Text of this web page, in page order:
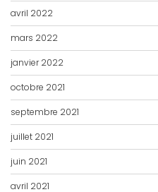
avril 2022
mars 2022
janvier 2022
octobre 2021
septembre 2021
juillet 2021
juin 2021
avril 2021